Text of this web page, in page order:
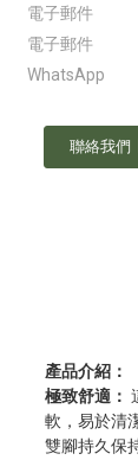
電子郵件
電子郵件
WhatsApp
聯絡我們
產品介紹：
極致舒適：
軟，易於清
雙腳持久保